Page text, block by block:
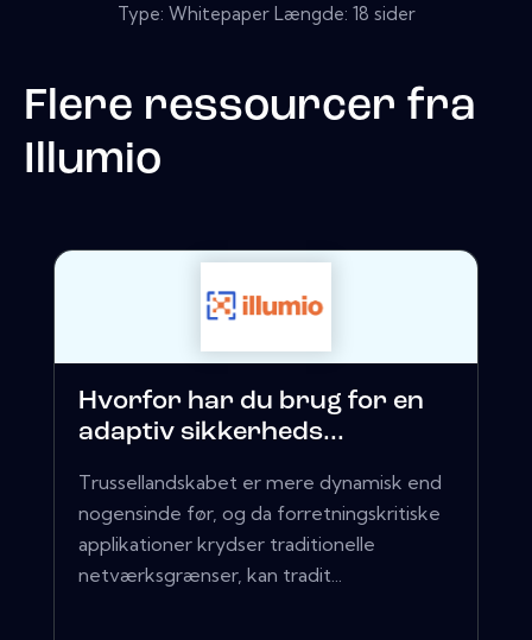
Type: Whitepaper Længde: 18 sider
Flere ressourcer fra
Illumio
Hvorfor har du brug for en
adaptiv sikkerheds...
Trussellandskabet er mere dynamisk end
nogensinde før, og da forretningskritiske
applikationer krydser traditionelle
netværksgrænser, kan tradit...